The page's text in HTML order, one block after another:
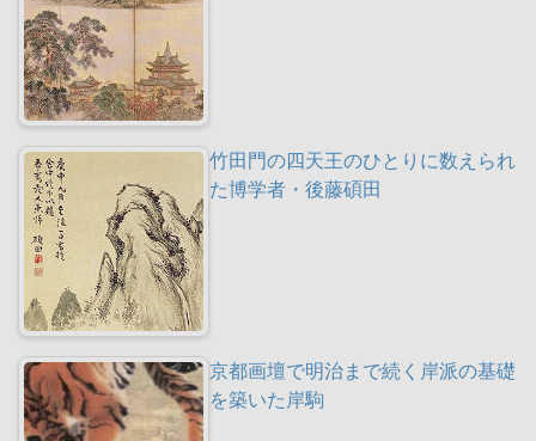
竹田門の四天王のひとりに数えられ
た博学者・後藤碩田
京都画壇で明治まで続く岸派の基礎
を築いた岸駒